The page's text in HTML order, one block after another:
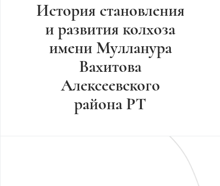
История становления
и развития колхоза
имени Мулланура
Вахитова
Алексеевского
района РТ